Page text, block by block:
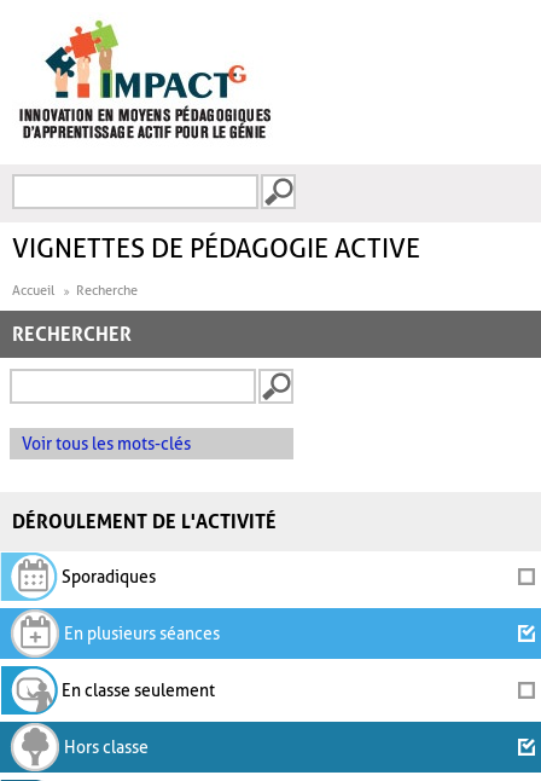
FORMULAIRE DE
VIGNETTES DE PÉDAGOGIE ACTIVE
Accueil Recherche
RECHERCHER
Voir tous les mots-clés
DÉROULEMENT DE L'ACTIVITÉ
Sporadiques
En plusieurs séances
En classe seulement
Hors classe